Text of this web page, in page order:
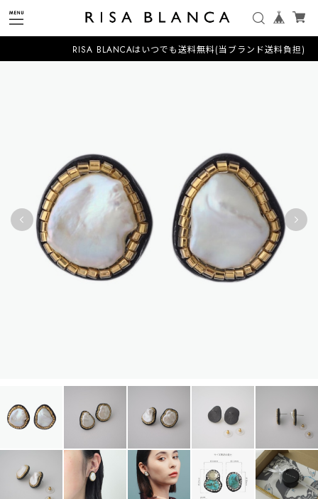
RISA BLANCAはいつでも送料無料(当ブランド送料負担)